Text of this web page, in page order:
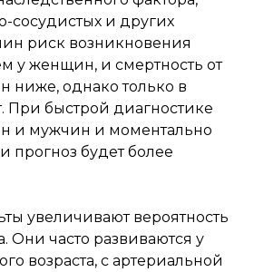
сосудистых и других
риск возникновения
у женщин, и смертность от
ниже, однако только в
При быстрой диагностике
и мужчин и моментально
прогноз будет более
увеличивают вероятность
Они часто развиваются у
возраста, с артериальной